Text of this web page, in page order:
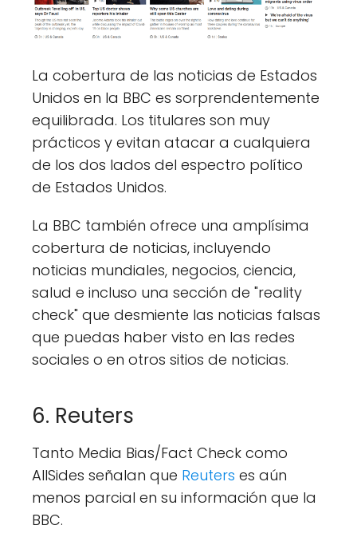
La cobertura de las noticias de Estados
Unidos en la BBC es sorprendentemente
equilibrada. Los titulares son muy
prácticos y evitan atacar a cualquiera
de los dos lados del espectro político
de Estados Unidos.
La BBC también ofrece una amplísima
cobertura de noticias, incluyendo
noticias mundiales, negocios, ciencia,
salud e incluso una sección de "reality
check" que desmiente las noticias falsas
que puedas haber visto en las redes
sociales o en otros sitios de noticias.
6. Reuters
Tanto Media Bias/Fact Check como
AllSides señalan que Reuters es aún
menos parcial en su información que la
BBC.